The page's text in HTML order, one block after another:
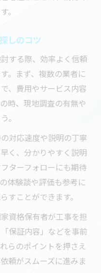
。
しのコツ
する際、効率よく信頼
。まず、複数の業者に
、費用やサービス内容
時、現地調査の有無や
。
対応速度や説明の丁寧
く、分かりやすく説明
ターフォローにも期待
体験談や評価も参考に
すことができます。
資格保有者が工事を担
保証内容」などを事前
らのポイントを押さえ
頼がスムーズに進みま